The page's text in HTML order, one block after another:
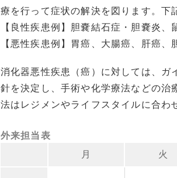
療を行って症状の解決を図ります。下
【良性疾患例】胆嚢結石症・胆嚢炎
【悪性疾患例】胃癌、大腸癌、肝癌、
消化器悪性疾患（癌）に対しては、ガ
針を決定し、手術や化学療法などの治
法はレジメンやライフスタイルに合わ
外来担当表
月
火